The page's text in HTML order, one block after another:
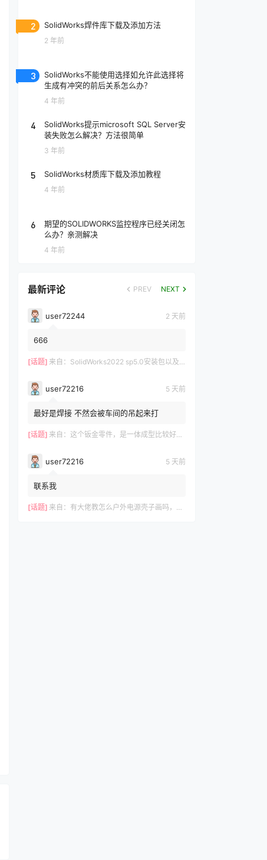
2 SolidWorks焊件库下载及添加方法
2 年前
3
SolidWorks不能使用选择如允许此选择将
生成有冲突的前后关系怎么办？
4 年前
4
SolidWorks提示microsoft SQL Server安
装失败怎么解决？方法很简单
3 年前
5 SolidWorks材质库下载及添加教程
4 年前
6
期望的SOLIDWORKS监控程序已经关闭怎
么办？亲测解决
4 年前
最新评论 PREV NEXT
user72244 2 天前
666
[话题] 来自： SolidWorks2022 sp5.0安装包以及操作视频-仅支持Win10-Win11
user72216 5 天前
最好是焊接 不然会被车间的吊起来打
[话题] 来自： 这个钣金零件，是一体成型比较好？还是拆分成3件焊接好？
user72216 5 天前
联系我
[话题] 来自： 有大佬教怎么户外电源壳子画吗，有偿，我这里有模型